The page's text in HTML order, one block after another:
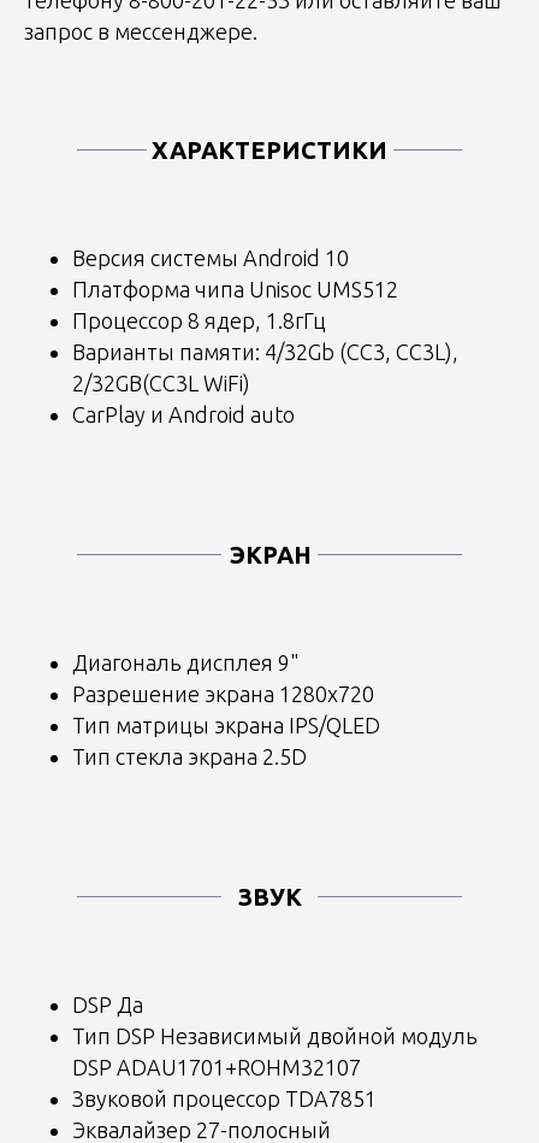
запрос в мессенджере.
ХАРАКТЕРИСТИКИ
Версия системы Android 10
Платформа чипа Unisoc UMS512
Процессор 8 ядер, 1.8гГц
Варианты памяти: 4/32Gb (CC3, CC3L),
2/32GB(CC3L WiFi)
CarPlay и Android auto
ЭКРАН
Диагональ дисплея 9"
Разрешение экрана 1280x720
Тип матрицы экрана IPS/QLED
Тип стекла экрана 2.5D
ЗВУК
DSP Да
Тип DSP Независимый двойной модуль
DSP ADAU1701+ROHM32107
Звуковой процессор TDA7851
Эквалайзер 27-полосный